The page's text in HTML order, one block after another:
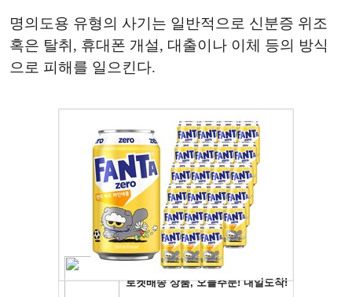
명의도용 유형의 사기는 일반적으로 신분증 위조
혹은 탈취, 휴대폰 개설, 대출이나 이체 등의 방식
으로 피해를 일으킨다.